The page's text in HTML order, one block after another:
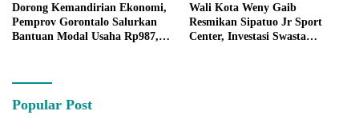
Dorong Kemandirian Ekonomi,
Pemprov Gorontalo Salurkan
Bantuan Modal Usaha Rp987,5
Wali Kota Weny Gaib
Resmikan Sipatuo Jr Sport
Center, Investasi Swasta
Popular Post